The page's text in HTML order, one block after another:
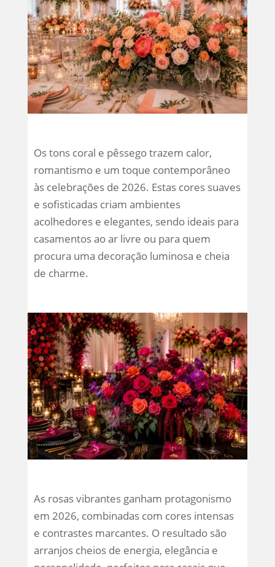
Os tons coral e pêssego trazem calor,
romantismo e um toque contemporâneo
às celebrações de 2026. Estas cores suaves
e sofisticadas criam ambientes
acolhedores e elegantes, sendo ideais para
casamentos ao ar livre ou para quem
procura uma decoração luminosa e cheia
de charme.
As rosas vibrantes ganham protagonismo
em 2026, combinadas com cores intensas
e contrastes marcantes. O resultado são
arranjos cheios de energia, elegância e